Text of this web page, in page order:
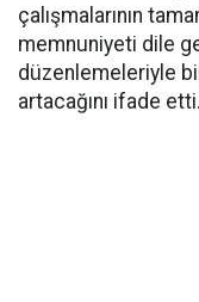
çalışmalarının
memnuniyeti dile
düzenlemeleriyle
artacağını ifade etti.